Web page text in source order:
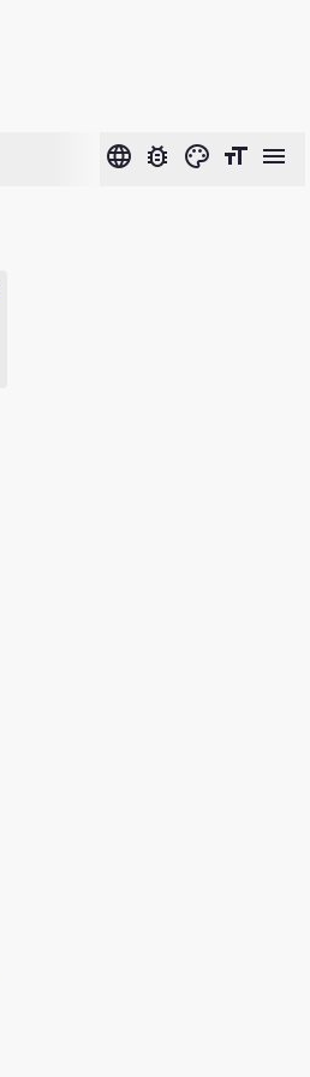
language bug_report color_lens format_size menu